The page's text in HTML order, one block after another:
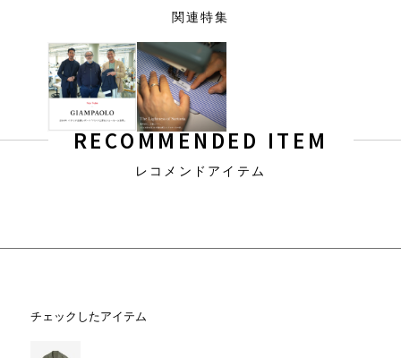
関連特集
RECOMMENDED ITEM
レコメンドアイテム
チェックしたアイテム